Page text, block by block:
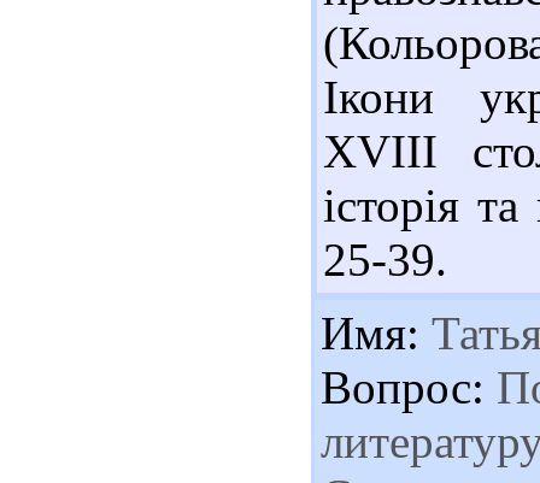
Ікони
ХVIII
історія
25-39.
Имя:
Вопрос: